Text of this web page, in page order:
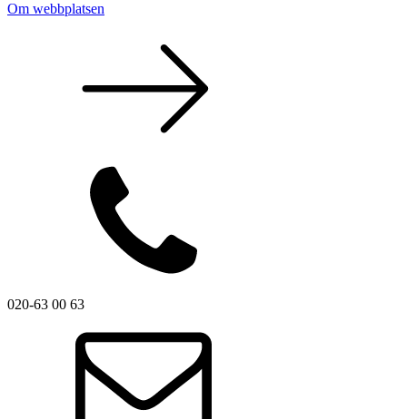
Om webbplatsen
020-63 00 63